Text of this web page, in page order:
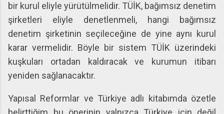
bir kurul eliyle yürütülmelidir. TÜİK, bağımsız denetim
şirketleri eliyle denetlenmeli, hangi bağımsız
denetim şirketinin seçileceğine de yine aynı kurul
karar vermelidir. Böyle bir sistem TÜİK üzerindeki
kuşkuları ortadan kaldıracak ve kurumun itibarı
yeniden sağlanacaktır.
Yapısal Reformlar ve Türkiye adlı kitabımda özetle